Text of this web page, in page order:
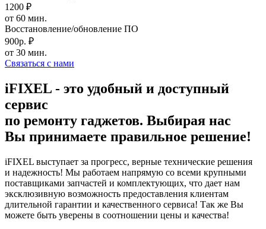
1200 ₽
от 60 мин.
Восстановление/обновление ПО
900р. ₽
от 30 мин.
Связаться с нами
iFIXEL - это удобный и доступный
сервис
по ремонту гаджетов. Выбирая нас
Вы принимаете правильное решение!
iFIXEL выступает за прогресс, верные технические решения
и надежность! Мы работаем напрямую со всеми крупными
поставщиками запчастей и комплектующих, что дает нам
эксклюзивную возможность предоставления клиентам
длительной гарантии и качественного сервиса! Так же Вы
можете быть уверены в соотношении цены и качества!